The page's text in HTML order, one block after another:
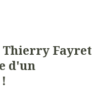
Thierry Fayret
d'un